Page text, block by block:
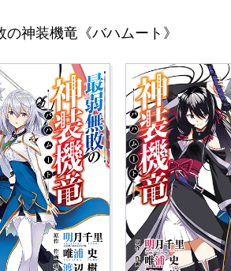
の神装機竜《バハムート》